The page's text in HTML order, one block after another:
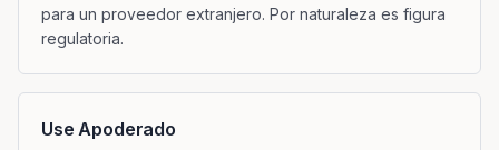
para un proveedor extranjero. Por naturaleza es figura
regulatoria.
Use Apoderado